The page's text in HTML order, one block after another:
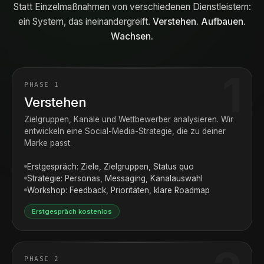
Statt Einzelmaßnahmen von verschiedenen Dienstleistern:
ein System, das ineinandergreift. Verstehen. Aufbauen.
Wachsen.
PHASE 1
Verstehen
Zielgruppen, Kanäle und Wettbewerber analysieren. Wir
entwickeln eine Social-Media-Strategie, die zu deiner
Marke passt.
Erstgespräch: Ziele, Zielgruppen, Status quo
Strategie: Personas, Messaging, Kanalauswahl
Workshop: Feedback, Prioritäten, klare Roadmap
Erstgespräch kostenlos
PHASE 2